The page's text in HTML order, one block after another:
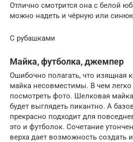
Отлично смотрится она с белой
можно надеть и чёрную или
С рубашками
Майка, футболка, джемпер
Ошибочно полагать, что изящная
майка несовместимы. В чем легко
посмотреть фото. Шелковая
будет выглядеть пикантно. А
прекрасно подходит для
это и футболок. Сочетание
верха дает возможность создать